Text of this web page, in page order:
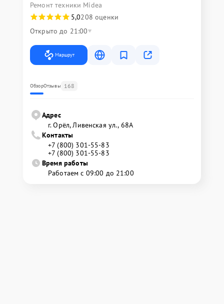
Ремонт техники Midea
5,0208 оценки
Открыто до 21:00
Маршрут
ОбзорОтзывы 168
Адрес
г. Орёл, Ливенская ул., 68А
Контакты
+7 (800) 301-55-83
+7 (800) 301-55-83
Время работы
Работаем с 09:00 до 21:00